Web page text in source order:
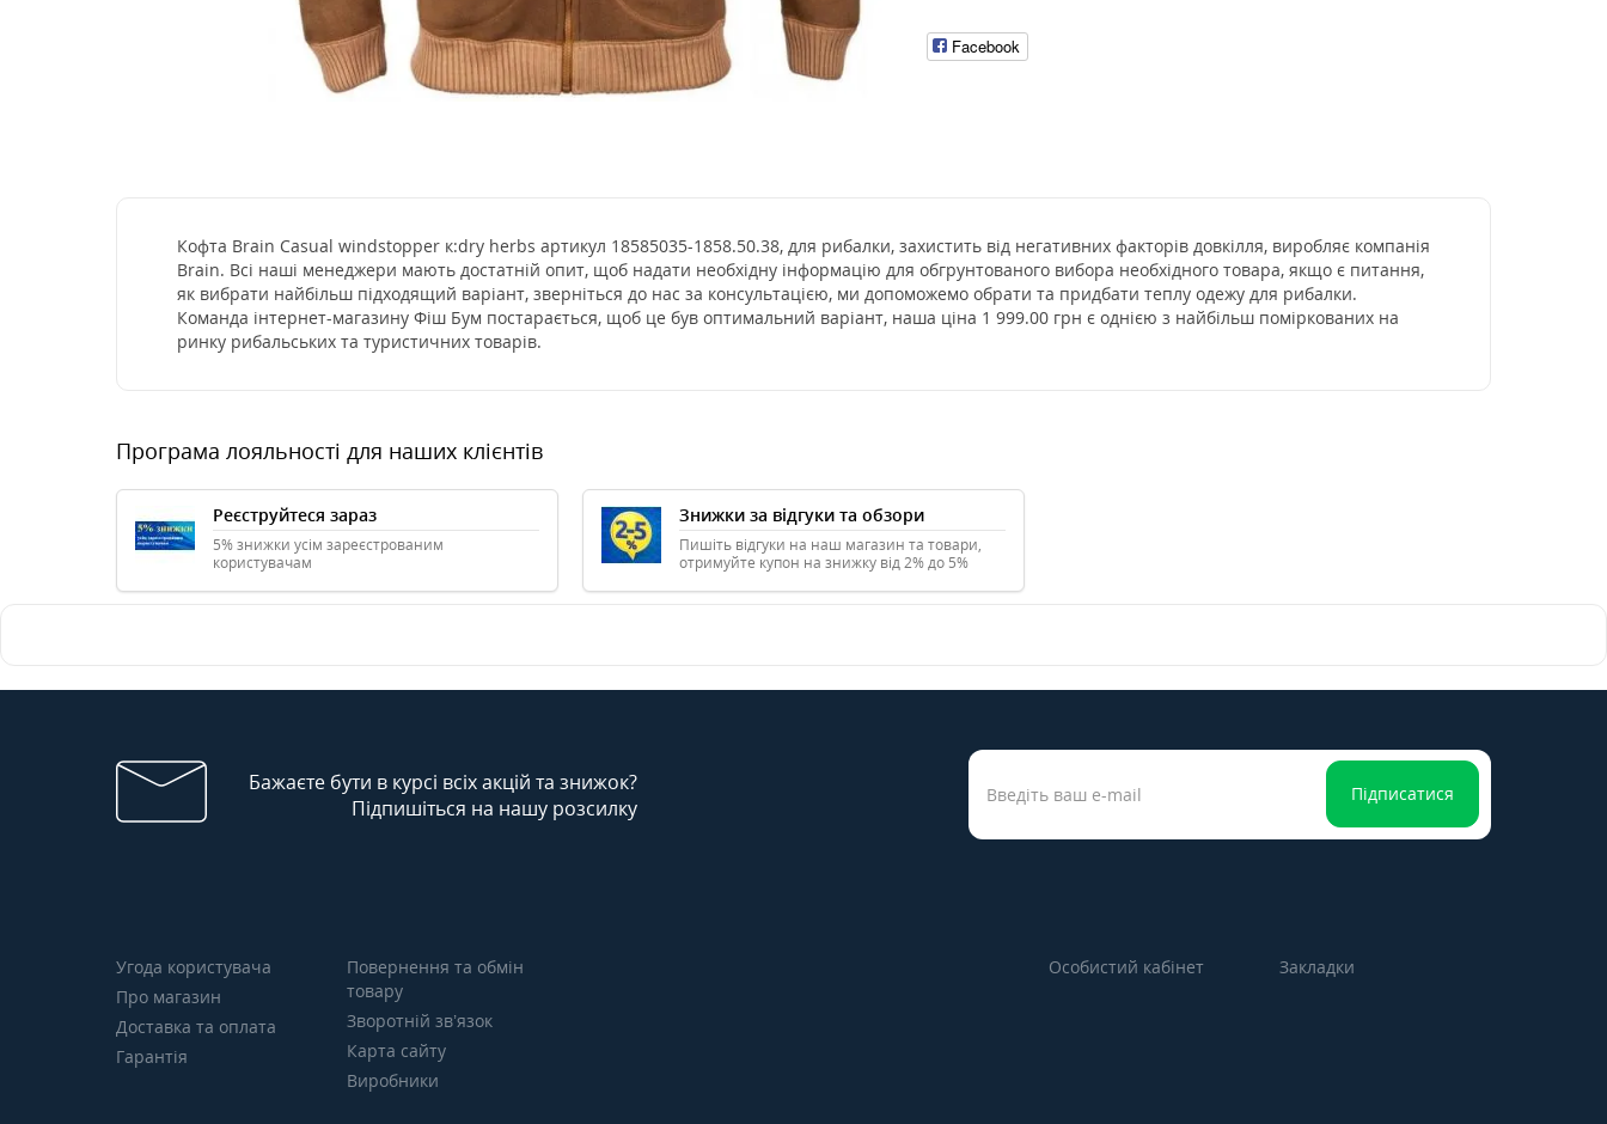
Facebook
Кофта Brain Casual windstopper к:dry herbs артикул 18585035-1858.50.38, для рибалки, захистить від негативних факторів довкілля, виробляє компанія
Brain. Всі наші менеджери мають достатній опит, щоб надати необхідну інформацію для обгрунтованого вибора необхідного товара, якщо є питання,
як вибрати найбільш підходящий варіант, зверніться до нас за консультацією, ми допоможемо обрати та придбати теплу одежу для рибалки.
Команда інтернет-магазину Фіш Бум постарається, щоб це був оптимальний варіант, наша ціна 1 999.00 грн є однією з найбільш поміркованих на
ринку рибальських та туристичних товарів.
Програма лояльності для наших клієнтів
Реєструйтеся зараз
5% знижки усім зареєстрованим
користувачам
Знижки за відгуки та обзори
Пишіть відгуки на наш магазин та товари,
отримуйте купон на знижку від 2% до 5%
Бажаєте бути в курсі всіх акцій та знижок?
Підпишіться на нашу розсилку
Підписатися
Угода користувача
Про магазин
Доставка та оплата
Гарантія
Повернення та обмін
товару
Зворотній зв’язок
Карта сайту
Виробники
Особистий кабінет Закладки